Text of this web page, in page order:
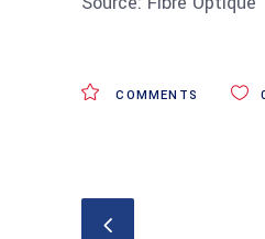
COMMENTS